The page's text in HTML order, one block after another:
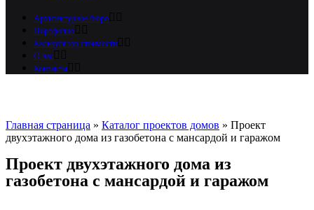
Архитектурное бюро
Портфолио
Калькулятор стоимости
О нас
Контакты
Главная страница » Каталог проектов домов » Проект
двухэтажного дома из газобетона с мансардой и гаражом
Проект двухэтажного дома из
газобетона с мансардой и гаражом